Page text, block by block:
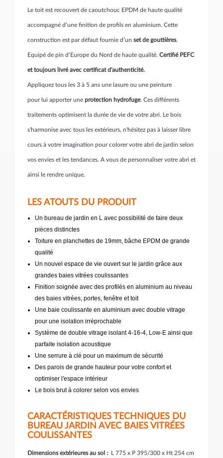
Le toit est recouvert de caoutchouc EPDM de haute qualité
accompagné d’une finition de profils en aluminium. Cette
construction est par défaut fournie d’un set de gouttières.
Equipé de pin d’Europe du Nord de haute qualité. Certifié PEFC
et toujours livré avec certificat d'authenticité.
Appliquez tous les 3 à 5 ans une lasure ou une peinture
pour lui apporter une protection hydrofuge. Ces différents
traitements optimisent la durée de vie de votre abri. Le bois
s'harmonise avec tous les extérieurs, n'hésitez pas à laisser libre
cours à votre imagination pour colorer votre abri de jardin selon
vos envies et les tendances. A vous de personnaliser votre abri et
ainsi le rendre unique.
LES ATOUTS DU PRODUIT
Un bureau de jardin en L avec possibilité de faire deux
pièces distinctes
Toiture en planchettes de 19mm, bâche EPDM de grande
qualité
Un nouvel espace de vie ouvert sur le jardin grâce aux
grandes baies vitrées coulissantes
Finition soignée avec des profilés en aluminium au niveau
des baies vitrées, portes, fenêtre et toit
Une baie coulissante en aluminium avec double vitrage
pour une isolation irréprochable
Système de double vitrage isolant 4-16-4, Low-E ainsi que
parfaite isolation acoustique
Une serrure à clé pour un maximum de sécurité
Des parois de grande hauteur pour votre confort et
optimiser l'espace intérieur
Le bois brut à colorer selon vos envies
CARACTÉRISTIQUES TECHNIQUES DU
BUREAU JARDIN AVEC BAIES VITRÉES
COULISSANTES
Dimensions extérieures au sol : L 775 x P 395/300 x Ht 254 cm